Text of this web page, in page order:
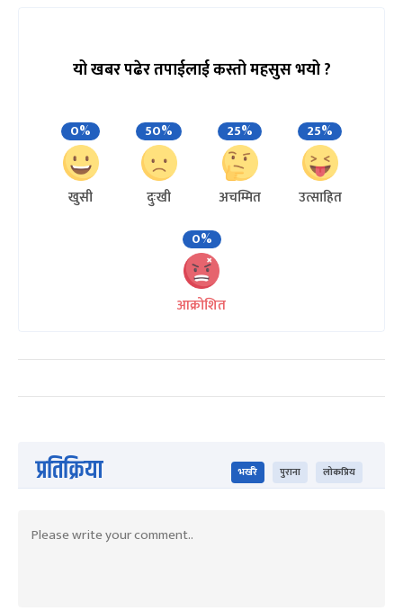
यो खबर पढेर तपाईलाई कस्तो महसुस भयो ?
0%
खुसी
50%
दुःखी
25%
अचम्मित
25%
उत्साहित
0%
आक्रोशित
प्रतिक्रिया भर्खरै पुराना लोकप्रिय